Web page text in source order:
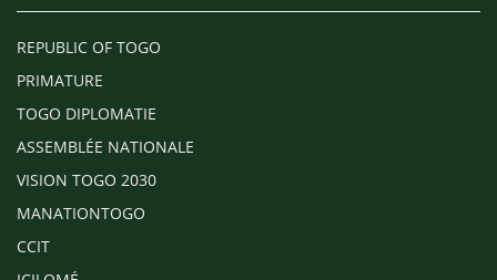
REPUBLIC OF TOGO
PRIMATURE
TOGO DIPLOMATIE
ASSEMBLÉE NATIONALE
VISION TOGO 2030
MANATIONTOGO
CCIT